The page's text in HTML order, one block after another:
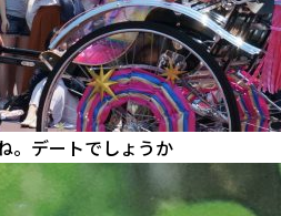
。デートでしょうか